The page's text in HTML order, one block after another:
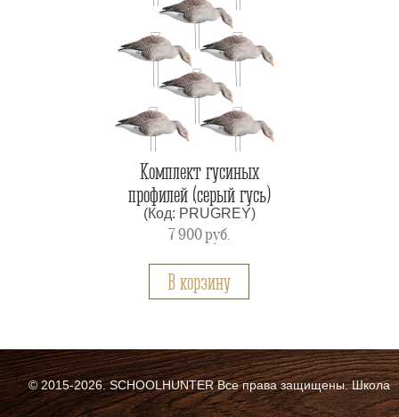
Комплект гусиных
профилей (серый гусь)
(Код: PRUGREY)
7 900руб.
В корзину
© 2015-2026. SCHOOLHUNTER Все права защищены. Школа